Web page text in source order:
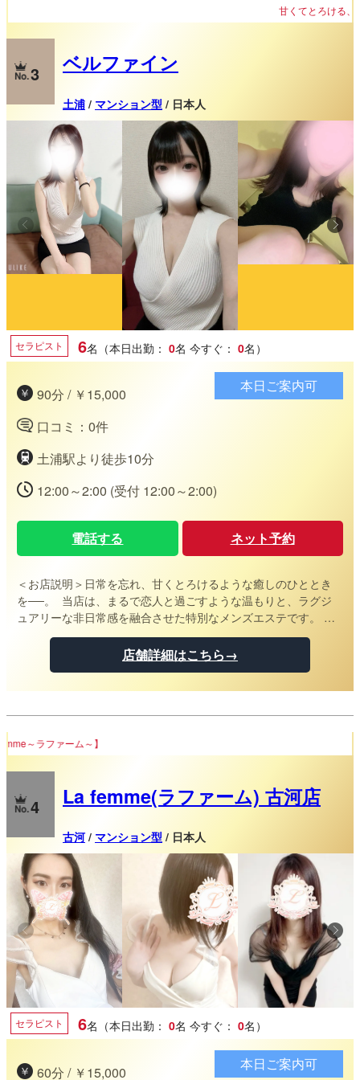
3 ベルファイン
土浦 / マンション型 / 日本人
セラピスト 6名（本日出勤： 0名 今すぐ： 0名）
90分 / ￥15,000
口コミ：0件
土浦駅より徒歩10分
12:00～2:00 (受付 12:00～2:00)
本日ご案内可
電話する ネット予約
＜お店説明＞ 日常を忘れ、甘くとろけるような癒しのひととき
を──。 当店は、まるで恋人と過ごすような温もりと、ラグジ
ュアリーな非日常感を融合させた特別なメンズエステです。 扉
を開けた瞬間から広がるのは、二人だけの秘密の世界。 容姿・
心配りともに厳選されたセラピストが、柔らかな微笑みと極上
の施術で、あなたの心と体を優しく包み込みます。 都会の喧騒
い。
店舗詳細はこちら→
4 La femme(ラファーム) 古河店
古河 / マンション型 / 日本人
セラピスト 6名（本日出勤： 0名 今すぐ： 0名）
60分 / ￥15,000 本日ご案内可